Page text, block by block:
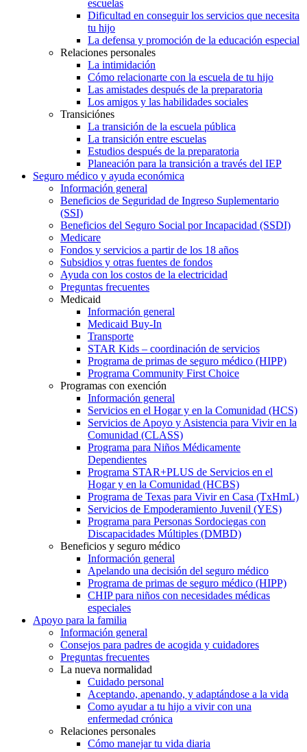
escuelas
Dificultad en conseguir los servicios que necesita
tu hijo
La defensa y promoción de la educación especial
Relaciones personales
La intimidación
Cómo relacionarte con la escuela de tu hijo
Las amistades después de la preparatoria
Los amigos y las habilidades sociales
Transiciónes
La transición de la escuela pública
La transición entre escuelas
Estudios después de la preparatoria
Planeación para la transición a través del IEP
Seguro médico y ayuda económica
Información general
Beneficios de Seguridad de Ingreso Suplementario
(SSI)
Beneficios del Seguro Social por Incapacidad (SSDI)
Medicare
Fondos y servicios a partir de los 18 años
Subsidios y otras fuentes de fondos
Ayuda con los costos de la electricidad
Preguntas frecuentes
Medicaid
Información general
Medicaid Buy-In
Transporte
STAR Kids – coordinación de servicios
Programa de primas de seguro médico (HIPP)
Programa Community First Choice
Programas con exención
Información general
Servicios en el Hogar y en la Comunidad (HCS)
Servicios de Apoyo y Asistencia para Vivir en la
Comunidad (CLASS)
Programa para Niños Médicamente
Dependientes
Programa STAR+PLUS de Servicios en el
Hogar y en la Comunidad (HCBS)
Programa de Texas para Vivir en Casa (TxHmL)
Servicios de Empoderamiento Juvenil (YES)
Programa para Personas Sordociegas con
Discapacidades Múltiples (DMBD)
Beneficios y seguro médico
Información general
Apelando una decisión del seguro médico
Programa de primas de seguro médico (HIPP)
CHIP para niños con necesidades médicas
especiales
Apoyo para la familia
Información general
Consejos para padres de acogida y cuidadores
Preguntas frecuentes
La nueva normalidad
Cuidado personal
Aceptando, apenando, y adaptándose a la vida
Como ayudar a tu hijo a vivir con una
enfermedad crónica
Relaciones personales
Cómo manejar tu vida diaria